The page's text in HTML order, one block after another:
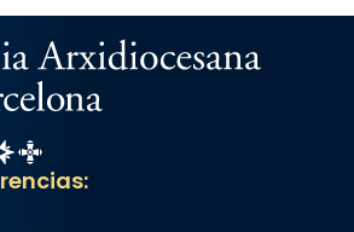
Estel
Catalunya Cristiana